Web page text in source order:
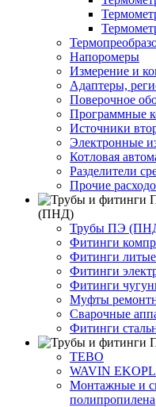
Напоромеры
Измерение и
Адаптеры,
Поверочное
Программные
Источники
Электронные
Котловая
Разделители
Прочие
(ПНД)
Трубы ПЭ
Фитинги
Фитинги
Фитинги
Фитинги
Муфты
Сварочные
Фитинги
TEBO
WAVIN
Монтажные и
полипропилена